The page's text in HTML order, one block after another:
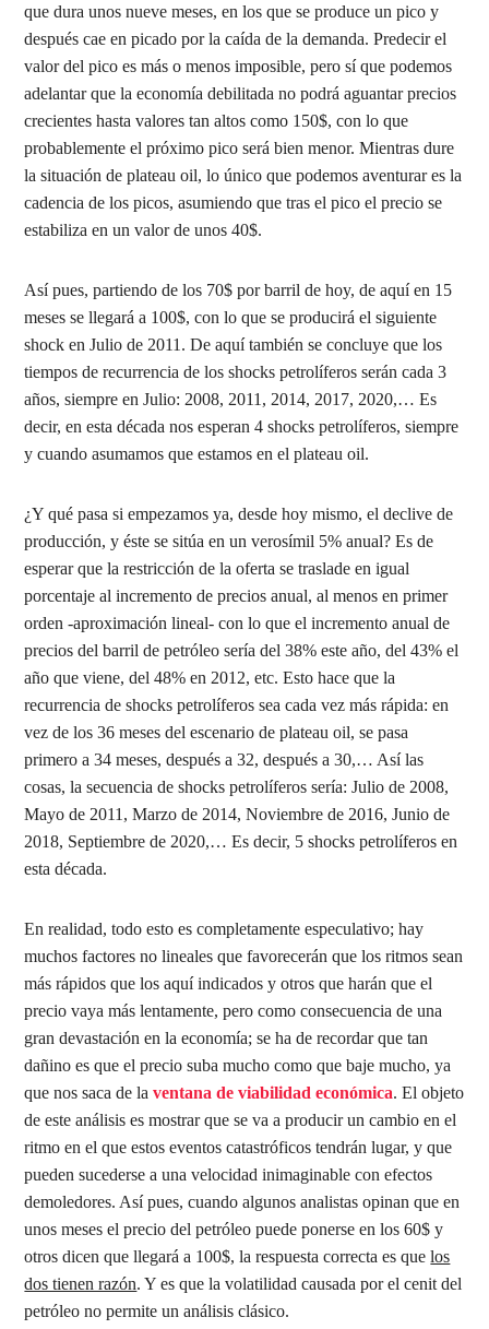
que dura unos nueve meses, en los que se produce un pico y
después cae en picado por la caída de la demanda. Predecir el
valor del pico es más o menos imposible, pero sí que podemos
adelantar que la economía debilitada no podrá aguantar precios
crecientes hasta valores tan altos como 150$, con lo que
probablemente el próximo pico será bien menor. Mientras dure
la situación de plateau oil, lo único que podemos aventurar es la
cadencia de los picos, asumiendo que tras el pico el precio se
estabiliza en un valor de unos 40$.
Así pues, partiendo de los 70$ por barril de hoy, de aquí en 15
meses se llegará a 100$, con lo que se producirá el siguiente
shock en Julio de 2011. De aquí también se concluye que los
tiempos de recurrencia de los shocks petrolíferos serán cada 3
años, siempre en Julio: 2008, 2011, 2014, 2017, 2020,… Es
decir, en esta década nos esperan 4 shocks petrolíferos, siempre
y cuando asumamos que estamos en el plateau oil.
¿Y qué pasa si empezamos ya, desde hoy mismo, el declive de
producción, y éste se sitúa en un verosímil 5% anual? Es de
esperar que la restricción de la oferta se traslade en igual
porcentaje al incremento de precios anual, al menos en primer
orden -aproximación lineal- con lo que el incremento anual de
precios del barril de petróleo sería del 38% este año, del 43% el
año que viene, del 48% en 2012, etc. Esto hace que la
recurrencia de shocks petrolíferos sea cada vez más rápida: en
vez de los 36 meses del escenario de plateau oil, se pasa
primero a 34 meses, después a 32, después a 30,… Así las
cosas, la secuencia de shocks petrolíferos sería: Julio de 2008,
Mayo de 2011, Marzo de 2014, Noviembre de 2016, Junio de
2018, Septiembre de 2020,… Es decir, 5 shocks petrolíferos en
esta década.
En realidad, todo esto es completamente especulativo; hay
muchos factores no lineales que favorecerán que los ritmos sean
más rápidos que los aquí indicados y otros que harán que el
precio vaya más lentamente, pero como consecuencia de una
gran devastación en la economía; se ha de recordar que tan
dañino es que el precio suba mucho como que baje mucho, ya
que nos saca de laventana de viabilidad económica. El objeto
de este análisis es mostrar que se va a producir un cambio en el
ritmo en el que estos eventos catastróficos tendrán lugar, y que
pueden sucederse a una velocidad inimaginable con efectos
demoledores. Así pues, cuando algunos analistas opinan que en
unos meses el precio del petróleo puede ponerse en los 60$ y
otros dicen que llegará a 100$, la respuesta correcta es quelos
dos tienen razón. Y es que la volatilidad causada por el cenit del
petróleo no permite un análisis clásico.